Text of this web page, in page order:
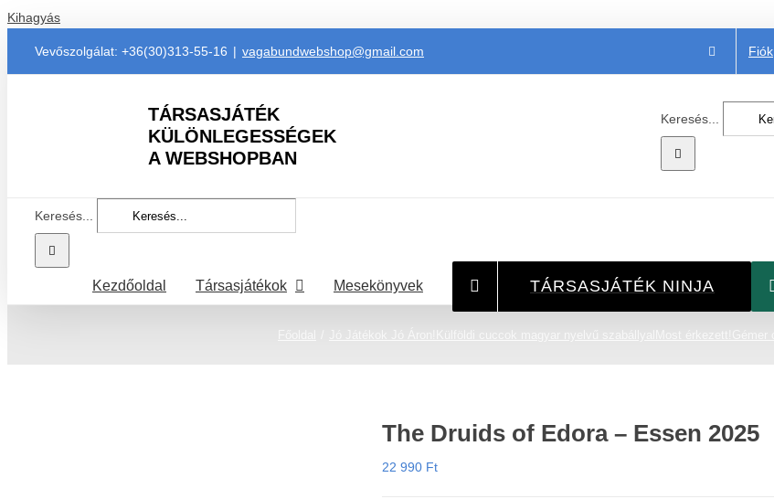
Kihagyás
Vevőszolgálat: +36(30)313-55-16 | vagabundwebshop@gmail.com Fiók
TÁRSASJÁTÉK
KÜLÖNLEGESSÉGEK
A WEBSHOPBAN
Keresés...
Keresés...
Kezdőoldal Társasjátékok Mesekönyvek TÁRSASJÁTÉK NINJA
The Druids of Edora – Essen 2025
22 990 Ft